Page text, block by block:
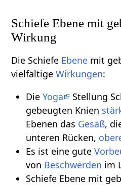
Schiefe Ebene mit
Wirkung
Die Schiefe Ebene mit
vielfältigeWirkungen:
Die Yoga
Stellung
gebeugten Knien
Ebenen das Gesäß,
unteren Rücken,
Es ist eine gute
von Beschwerden im
Schiefe Ebene mit